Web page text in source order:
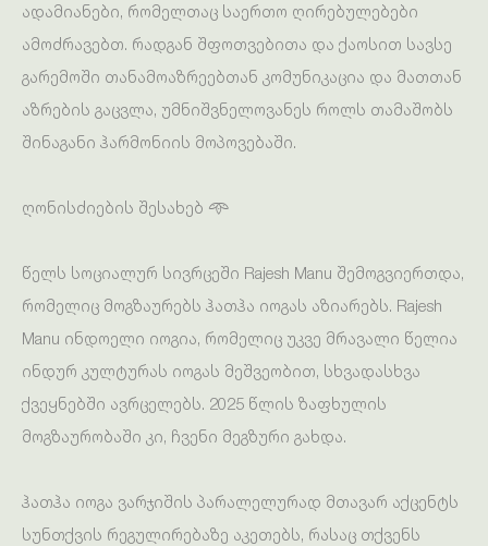
ადამიანები, რომელთაც საერთო ღირებულებები
ამოძრავებთ. რადგან შფოთვებითა და ქაოსით სავსე
გარემოში თანამოაზრეებთან კომუნიკაცია და მათთან
აზრების გაცვლა, უმნიშვნელოვანეს როლს თამაშობს
შინაგანი ჰარმონიის მოპოვებაში.
ღონისძიების შესახებ 𖥸
წელს სოციალურ სივრცეში Rajesh Manu შემოგვიერთდა,
რომელიც მოგზაურებს ჰათჰა იოგას აზიარებს. Rajesh
Manu ინდოელი იოგია, რომელიც უკვე მრავალი წელია
ინდურ კულტურას იოგას მეშვეობით, სხვადასხვა
ქვეყნებში ავრცელებს. 2025 წლის ზაფხულის
მოგზაურობაში კი, ჩვენი მეგზური გახდა.
ჰათჰა იოგა ვარჯიშის პარალელურად მთავარ აქცენტს
სუნთქვის რეგულირებაზე აკეთებს, რასაც თქვენს